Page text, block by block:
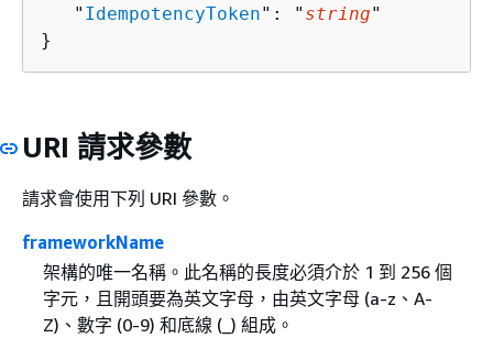
   "
IdempotencyToken": " string"
}
URI 請求參數
請求會使用下列 URI 參數。
frameworkName
架構的唯一名稱。此名稱的長度必須介於 1 到 256 個
字元，且開頭要為英文字母，由英文字母 (a-z、A-
Z)、數字 (0-9) 和底線 (_) 組成。